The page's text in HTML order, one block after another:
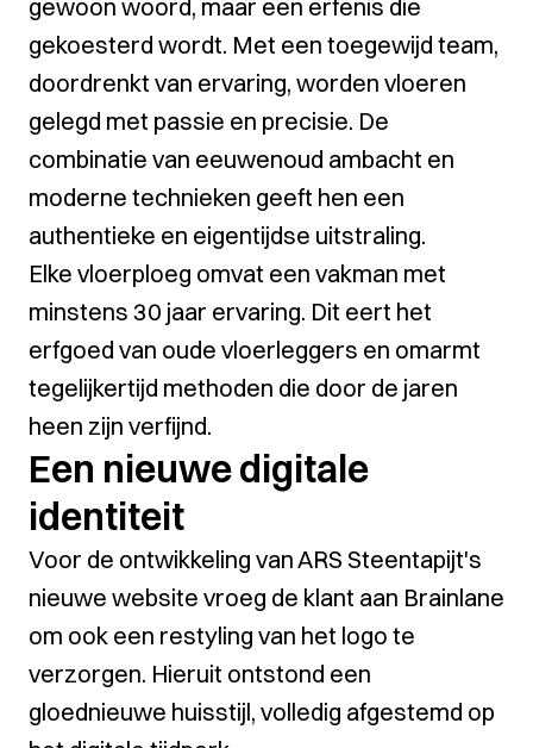
gewoon woord, maar een erfenis die
gekoesterd wordt. Met een toegewijd team,
doordrenkt van ervaring, worden vloeren
gelegd met passie en precisie. De
combinatie van eeuwenoud ambacht en
moderne technieken geeft hen een
authentieke en eigentijdse uitstraling.
Elke vloerploeg omvat een vakman met
minstens 30 jaar ervaring. Dit eert het
erfgoed van oude vloerleggers en omarmt
tegelijkertijd methoden die door de jaren
heen zijn verfijnd.
Een nieuwe digitale
identiteit
Voor de ontwikkeling van ARS Steentapijt's
nieuwe website vroeg de klant aan Brainlane
om ook een restyling van het logo te
verzorgen. Hieruit ontstond een
gloednieuwe huisstijl, volledig afgestemd op